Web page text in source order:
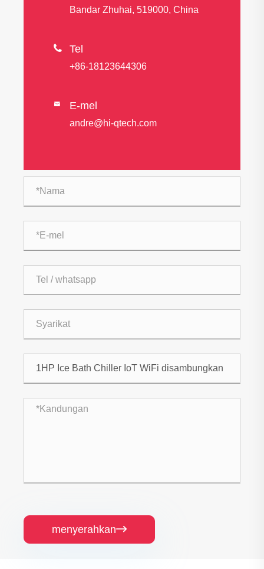
Bandar Zhuhai, 519000, China
 Tel
+86-18123644306
 E-mel
andre@hi-qtech.com
menyerahkan